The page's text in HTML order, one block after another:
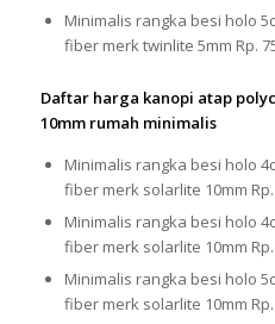
Minimalis rangka besi holo
fiber merk twinlite 5mm Rp.
Daftar harga kanopi atap
10mm rumah minimalis
Minimalis rangka besi holo
fiber merk solarlite 10mm Rp.
Minimalis rangka besi holo
fiber merk solarlite 10mm Rp.
Minimalis rangka besi holo
fiber merk solarlite 10mm Rp.